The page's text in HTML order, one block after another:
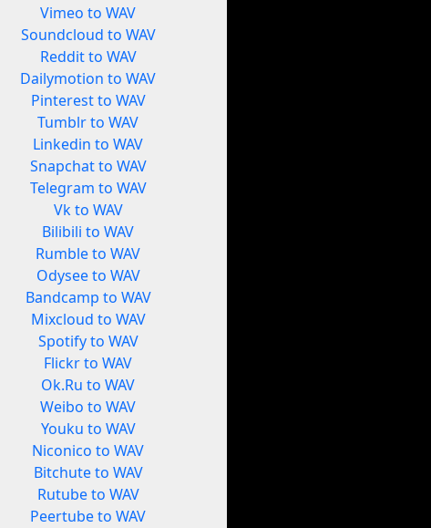
Vimeo to WAV
Soundcloud to WAV
Reddit to WAV
Dailymotion to WAV
Pinterest to WAV
Tumblr to WAV
Linkedin to WAV
Snapchat to WAV
Telegram to WAV
Vk to WAV
Bilibili to WAV
Rumble to WAV
Odysee to WAV
Bandcamp to WAV
Mixcloud to WAV
Spotify to WAV
Flickr to WAV
Ok.Ru to WAV
Weibo to WAV
Youku to WAV
Niconico to WAV
Bitchute to WAV
Rutube to WAV
Peertube to WAV